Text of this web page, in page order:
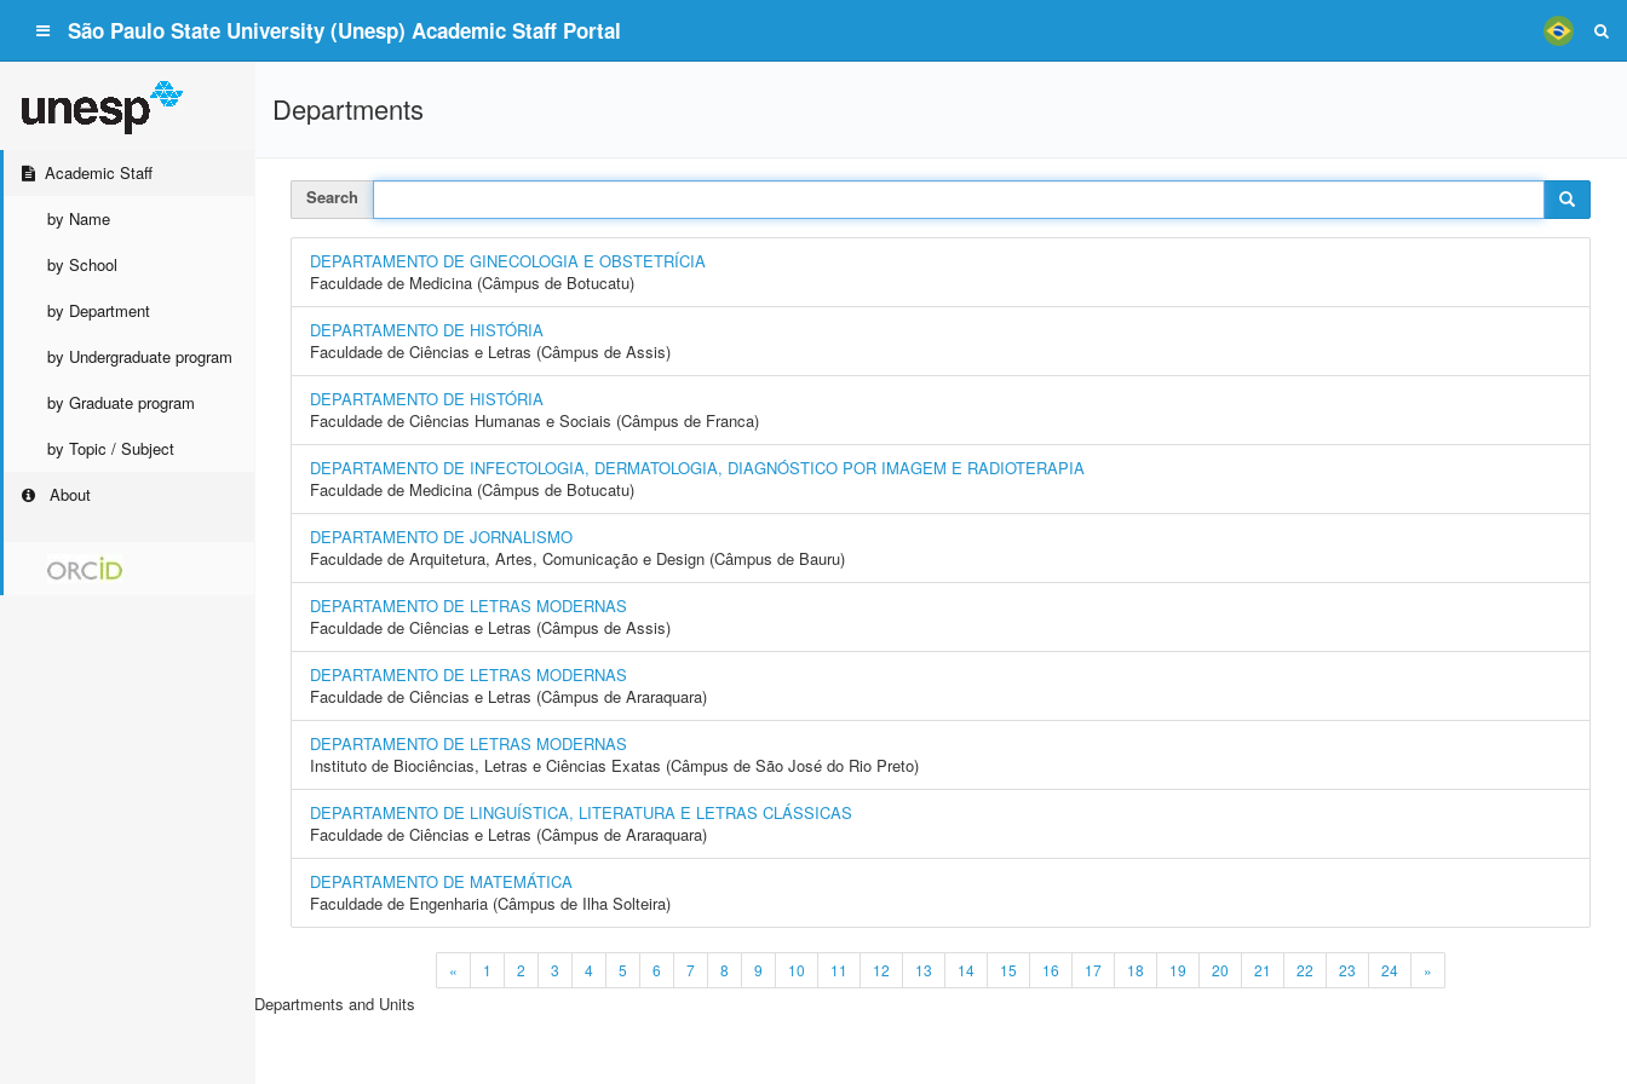
São Paulo State University (Unesp) Academic Staff Portal
Academic Staff
by Name
by School
by Department
by Undergraduate program
by Graduate program
by Topic / Subject
About
Departments
Search
DEPARTAMENTO DE GINECOLOGIA E OBSTETRÍCIA
Faculdade de Medicina (Câmpus de Botucatu)
DEPARTAMENTO DE HISTÓRIA
Faculdade de Ciências e Letras (Câmpus de Assis)
DEPARTAMENTO DE HISTÓRIA
Faculdade de Ciências Humanas e Sociais (Câmpus de Franca)
DEPARTAMENTO DE INFECTOLOGIA, DERMATOLOGIA, DIAGNÓSTICO POR IMAGEM E RADIOTERAPIA
Faculdade de Medicina (Câmpus de Botucatu)
DEPARTAMENTO DE JORNALISMO
Faculdade de Arquitetura, Artes, Comunicação e Design (Câmpus de Bauru)
DEPARTAMENTO DE LETRAS MODERNAS
Faculdade de Ciências e Letras (Câmpus de Assis)
DEPARTAMENTO DE LETRAS MODERNAS
Faculdade de Ciências e Letras (Câmpus de Araraquara)
DEPARTAMENTO DE LETRAS MODERNAS
Instituto de Biociências, Letras e Ciências Exatas (Câmpus de São José do Rio Preto)
DEPARTAMENTO DE LINGUÍSTICA, LITERATURA E LETRAS CLÁSSICAS
Faculdade de Ciências e Letras (Câmpus de Araraquara)
DEPARTAMENTO DE MATEMÁTICA
Faculdade de Engenharia (Câmpus de Ilha Solteira)
« 1 2 3 4 5 6 7 8 9 10 11 12 13 14 15 16 17 18 19 20 21 22 23 24 »
Departments and Units